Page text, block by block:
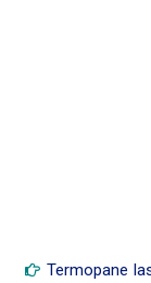
Termopane